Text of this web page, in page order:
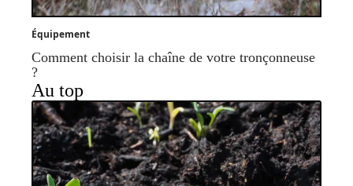
Équipement
Comment choisir la chaîne de votre tronçonneuse
?
Au top